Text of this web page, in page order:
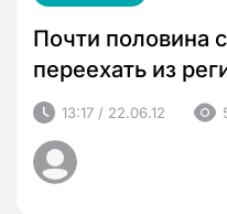
Почти половина
переехать из
13:17 / 22.06.12